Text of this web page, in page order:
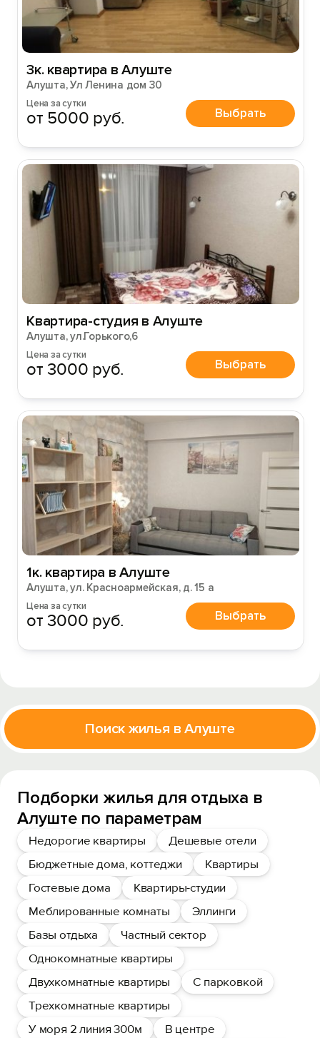
3к. квартира в Алуште
Алушта, Ул Ленина дом 30
Цена за сутки
от 5000 руб. Выбрать
Квартира-студия в Алуште
Алушта, ул.Горького,6
Цена за сутки
от 3000 руб. Выбрать
1к. квартира в Алуште
Алушта, ул. Красноармейская, д. 15 а
Цена за сутки
от 3000 руб. Выбрать
Поиск жилья в Алуште
Подборки жилья для отдыха в
Алуште по параметрам
Недорогие квартиры
Дешевые отели
Бюджетные дома, коттеджи
Квартиры
Гостевые дома
Квартиры-студии
Меблированные комнаты
Эллинги
Базы отдыха
Частный сектор
Однокомнатные квартиры
Двухкомнатные квартиры
С парковкой
Трехкомнатные квартиры
У моря 2 линия 300м
В центре